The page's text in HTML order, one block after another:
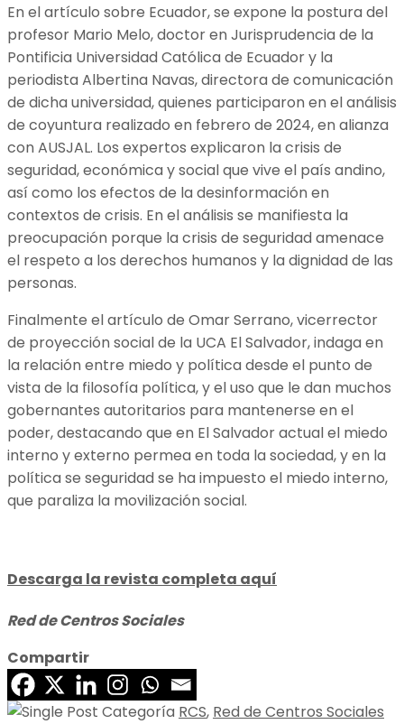
En el artículo sobre Ecuador, se expone la postura del
profesor Mario Melo, doctor en Jurisprudencia de la
Pontificia Universidad Católica de Ecuador y la
periodista Albertina Navas, directora de comunicación
de dicha universidad, quienes participaron en el análisis
de coyuntura realizado en febrero de 2024, en alianza
con AUSJAL. Los expertos explicaron la crisis de
seguridad, económica y social que vive el país andino,
así como los efectos de la desinformación en
contextos de crisis. En el análisis se manifiesta la
preocupación porque la crisis de seguridad amenace
el respeto a los derechos humanos y la dignidad de las
personas.
Finalmente el artículo de Omar Serrano, vicerrector
de proyección social de la UCA El Salvador, indaga en
la relación entre miedo y política desde el punto de
vista de la filosofía política, y el uso que le dan muchos
gobernantes autoritarios para mantenerse en el
poder, destacando que en El Salvador actual el miedo
interno y externo permea en toda la sociedad, y en la
política se seguridad se ha impuesto el miedo interno,
que paraliza la movilización social.
Descarga la revista completa aquí
Red de Centros Sociales
Compartir
RCS, Red de Centros Sociales